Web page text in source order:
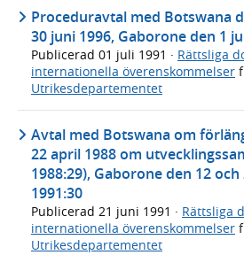
Proceduravtal med Botswana
30 juni 1996, Gaborone den 1
Publicerad 01 juli 1991 · Rättsliga
internationella överenskommelser
Utrikesdepartementet
Avtal med Botswana om
22 april 1988 om
1988:29), Gaborone den 12 och
1991:30
Publicerad 21 juni 1991 · Rättsliga
internationella överenskommelser
Utrikesdepartementet